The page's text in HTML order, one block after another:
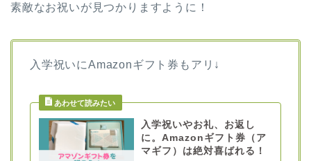
素敵なお祝いが見つかりますように！
入学祝いにAmazonギフト券もアリ↓
入学祝いやお礼、お返し
に。Amazonギフト券（ア
マギフ）は絶対喜ばれる！